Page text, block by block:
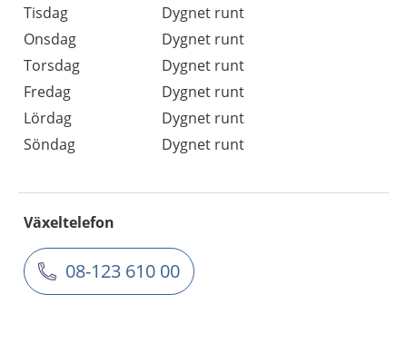
Tisdag
Dygnet runt
Onsdag
Dygnet runt
Torsdag
Dygnet runt
Fredag
Dygnet runt
Lördag
Dygnet runt
Söndag
Dygnet runt
Växeltelefon
08-123 610 00